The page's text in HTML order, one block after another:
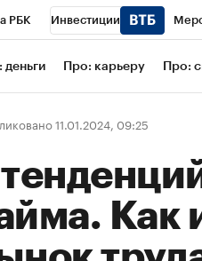
РБК Инвестиции
РБК РБК Образование
валюты
деньги Про: карьеру Про:
11.01.2024, 09:25
Как